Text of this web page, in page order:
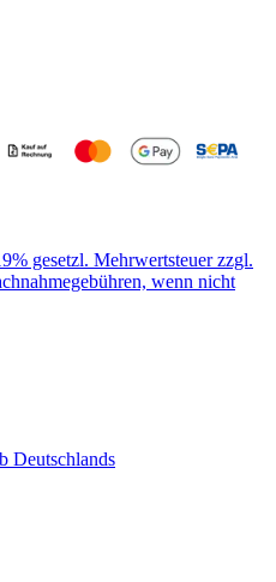
gesetzl. Mehrwertsteuer zzgl.
wenn nicht
Deutschlands